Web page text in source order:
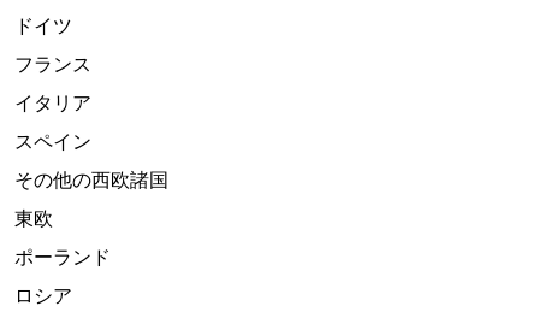
ドイツ
フランス
イタリア
スペイン
その他の西欧諸国
東欧
ポーランド
ロシア